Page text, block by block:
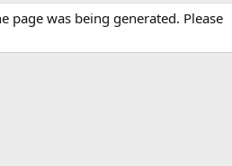
page was being generated. Please